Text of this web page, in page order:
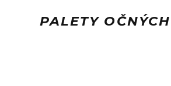
PALETY